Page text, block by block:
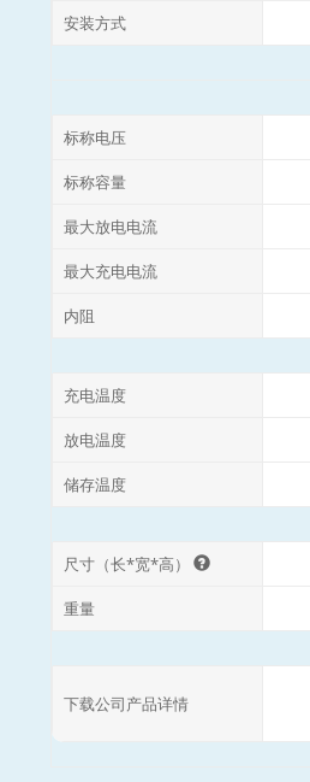
安装方式
标称电压
标称容量
最大放电电流
最大充电电流
内阻
充电温度
放电温度
储存温度
尺寸（长*宽*高）
重量
下载公司产品详情